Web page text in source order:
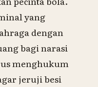
yang
dengan
bagi narasi
menghukum
jeruji besi